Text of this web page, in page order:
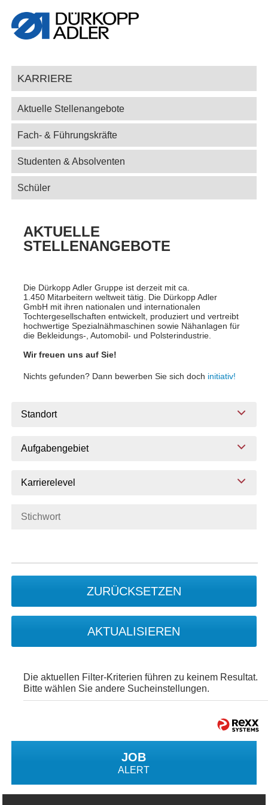
KARRIERE
Aktuelle Stellenangebote
Fach- & Führungskräfte
Studenten & Absolventen
Schüler
AKTUELLE
STELLENANGEBOTE
Die Dürkopp Adler Gruppe ist derzeit mit ca.
1.450 Mitarbeitern weltweit tätig. Die Dürkopp Adler
GmbH mit ihren nationalen und internationalen
Tochtergesellschaften entwickelt, produziert und vertreibt
hochwertige Spezialnähmaschinen sowie Nähanlagen für
die Bekleidungs-, Automobil- und Polsterindustrie.
Wir freuen uns auf Sie!
Nichts gefunden? Dann bewerben Sie sich doch initiativ!
Standort
Aufgabengebiet
Karrierelevel
ZURÜCKSETZEN
AKTUALISIEREN
Die aktuellen Filter-Kriterien führen zu keinem Resultat.
Bitte wählen Sie andere Sucheinstellungen.
JOB
ALERT